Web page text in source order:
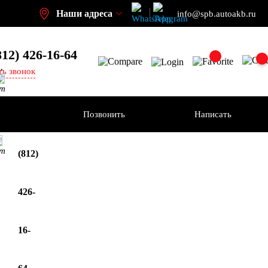
Наши адреса info@spb.autoakb.ru
426-16-64
звонок
(812)
426-
16-
Позвонить Написать